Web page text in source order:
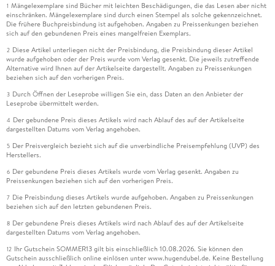
1 Mängelexemplare sind Bücher mit leichten Beschädigungen, die das Lesen aber nicht
einschränken. Mängelexemplare sind durch einen Stempel als solche gekennzeichnet.
Die frühere Buchpreisbindung ist aufgehoben. Angaben zu Preissenkungen beziehen
sich auf den gebundenen Preis eines mangelfreien Exemplars.
2 Diese Artikel unterliegen nicht der Preisbindung, die Preisbindung dieser Artikel
wurde aufgehoben oder der Preis wurde vom Verlag gesenkt. Die jeweils zutreffende
Alternative wird Ihnen auf der Artikelseite dargestellt. Angaben zu Preissenkungen
beziehen sich auf den vorherigen Preis.
3 Durch Öffnen der Leseprobe willigen Sie ein, dass Daten an den Anbieter der
Leseprobe übermittelt werden.
4 Der gebundene Preis dieses Artikels wird nach Ablauf des auf der Artikelseite
dargestellten Datums vom Verlag angehoben.
5 Der Preisvergleich bezieht sich auf die unverbindliche Preisempfehlung (UVP) des
Herstellers.
6 Der gebundene Preis dieses Artikels wurde vom Verlag gesenkt. Angaben zu
Preissenkungen beziehen sich auf den vorherigen Preis.
7 Die Preisbindung dieses Artikels wurde aufgehoben. Angaben zu Preissenkungen
beziehen sich auf den letzten gebundenen Preis.
8 Der gebundene Preis dieses Artikels wird nach Ablauf des auf der Artikelseite
dargestellten Datums vom Verlag angehoben.
12 Ihr Gutschein SOMMER13 gilt bis einschließlich 10.08.2026. Sie können den
Gutschein ausschließlich online einlösen unter www.hugendubel.de. Keine Bestellung